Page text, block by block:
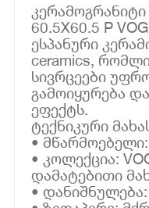
კერამოგრანიტი
60.5X60.5 P
ესპანური
ceramics,
სივრცეები
გამოიყურება
ეფექტს.
ტექნიკური
• მწარმოებელი:
• კოლექცია:
დამატებითი
•